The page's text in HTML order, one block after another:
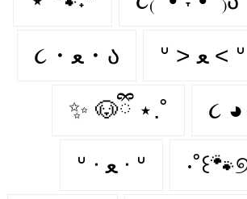
૮・ﻌ・ა ᐡ > ﻌ < ᐡ
✨ 🐶ྀི ⋆.˚
ᐡ ᐧ ﻌ ᐧ ᐡ